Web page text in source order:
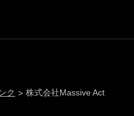
ク > 株式会社Massive Act